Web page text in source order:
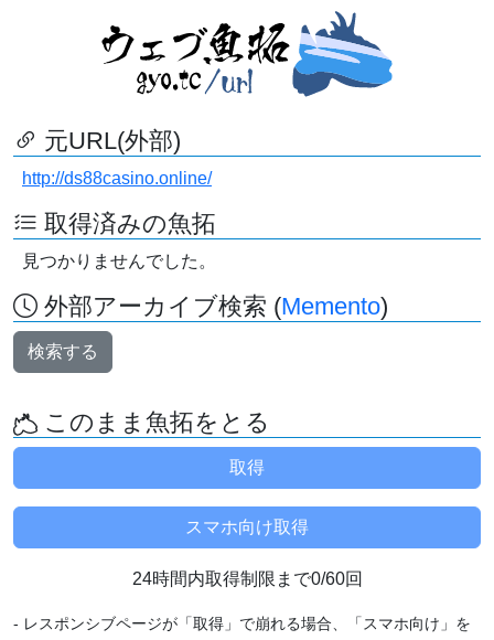
元URL(外部)
http://ds88casino.online/
取得済みの魚拓
見つかりませんでした。
外部アーカイブ検索 (Memento)
検索する
このまま魚拓をとる
24時間内取得制限まで0/60回
- レスポンシブページが「取得」で崩れる場合、「スマホ向け」を